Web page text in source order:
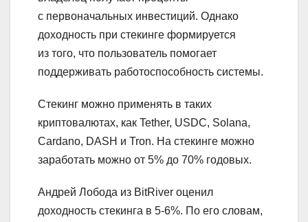
с первоначальных инвестиций. Однако
доходность при стекинге формируется
из того, что пользователь помогает
поддерживать работоспособность системы.
Стекинг можно применять в таких
криптовалютах, как Tether, USDC, Solana,
Cardano, DASH и Tron. На стекинге можно
заработать можно от 5% до 70% годовых.
Андрей Лобода из BitRiver оценил
доходность стекинга в 5-6%. По его словам,